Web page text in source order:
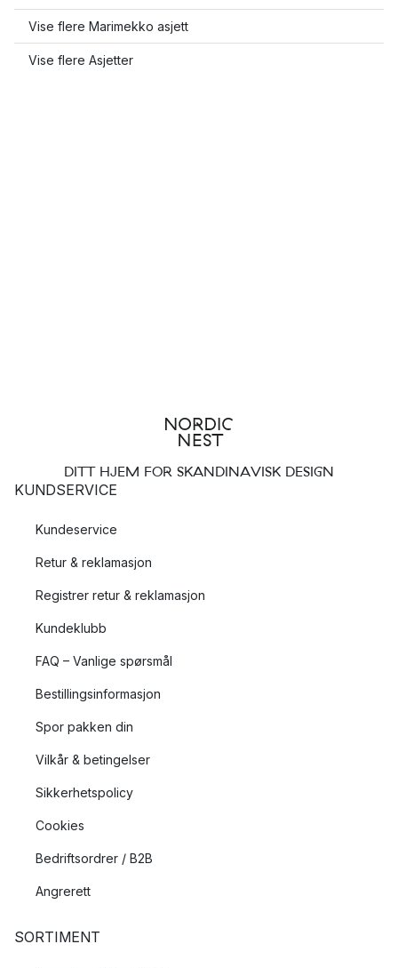
Vise flere Marimekko asjett
Vise flere Asjetter
DITT HJEM FOR SKANDINAVISK DESIGN
KUNDSERVICE
Kundeservice
Retur & reklamasjon
Registrer retur & reklamasjon
Kundeklubb
FAQ – Vanlige spørsmål
Bestillingsinformasjon
Spor pakken din
Vilkår & betingelser
Sikkerhetspolicy
Cookies
Bedriftsordrer / B2B
Angrerett
SORTIMENT